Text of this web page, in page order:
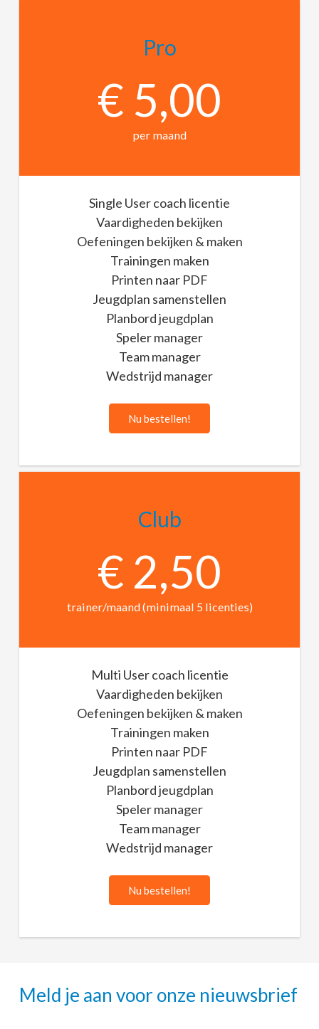
Pro
€ 5,00
per maand
Single User coach licentie
Vaardigheden bekijken
Oefeningen bekijken & maken
Trainingen maken
Printen naar PDF
Jeugdplan samenstellen
Planbord jeugdplan
Speler manager
Team manager
Wedstrijd manager
Nu bestellen!
Club
€ 2,50
trainer/maand (minimaal 5 licenties)
Multi User coach licentie
Vaardigheden bekijken
Oefeningen bekijken & maken
Trainingen maken
Printen naar PDF
Jeugdplan samenstellen
Planbord jeugdplan
Speler manager
Team manager
Wedstrijd manager
Nu bestellen!
Meld je aan voor onze nieuwsbrief